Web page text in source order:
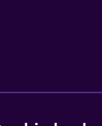
concierge,
Gäster